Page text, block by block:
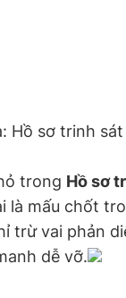
Hồ sơ trinh
trong Hồ sơ
là mấu chốt
trừ vai phản
dễ vỡ.